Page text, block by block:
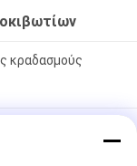
κραδασμούς